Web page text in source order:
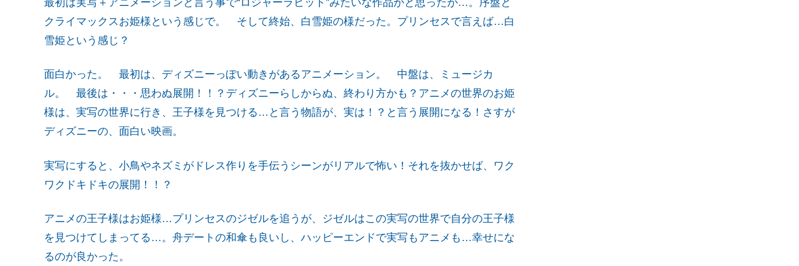
最初は実写＋アニメーションと言う事で“ロジャーラビット”みたいな作品かと思ったが…。序盤と
クライマックスお姫様という感じで。 そして終始、白雪姫の様だった。プリンセスで言えば…白
雪姫という感じ？
面白かった。 最初は、ディズニーっぽい動きがあるアニメーション。 中盤は、ミュージカ
ル。 最後は・・・思わぬ展開！！？ディズニーらしからぬ、終わり方かも？アニメの世界のお姫
様は、実写の世界に行き、王子様を見つける…と言う物語が、実は！？と言う展開になる！さすが
ディズニーの、面白い映画。
実写にすると、小鳥やネズミがドレス作りを手伝うシーンがリアルで怖い！それを抜かせば、ワク
ワクドキドキの展開！！？
アニメの王子様はお姫様…プリンセスのジゼルを追うが、ジゼルはこの実写の世界で自分の王子様
を見つけてしまってる…。舟デートの和傘も良いし、ハッピーエンドで実写もアニメも…幸せにな
るのが良かった。